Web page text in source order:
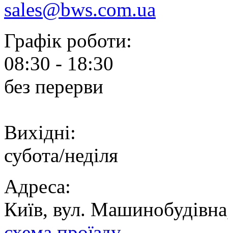
sales@bws.com.ua
Графік роботи:
08:30 - 18:30
без перерви
Вихідні:
субота/неділя
Адреса:
Київ, вул.